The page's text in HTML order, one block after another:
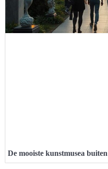
De mooiste kunstmusea